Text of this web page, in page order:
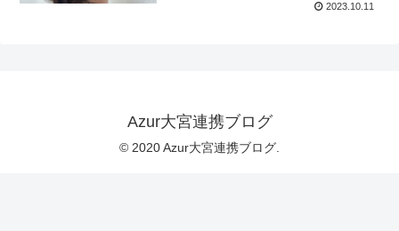
2023.10.11
Azur大宮連携ブログ
© 2020 Azur大宮連携ブログ.